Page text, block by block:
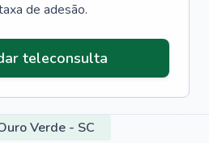
de adesão.
teleconsulta
Verde - SC